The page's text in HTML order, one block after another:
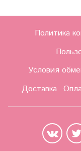
Политика
Условия
Доставка